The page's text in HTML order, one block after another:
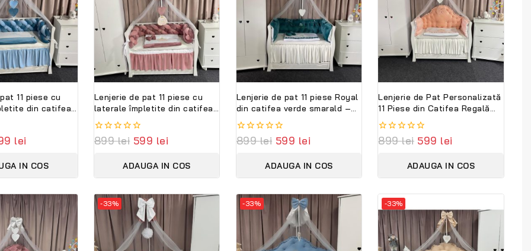
11 piese cu
din catifea
complet
lei
IN COS
Lenjerie de pat 11 piese cu
laterale împletite din catifea
roz – Set complet
personalizabil PeppiBambini
Premium
0
899lei 599 lei
ADAUGA IN COS
Lenjerie de pat 11 piese Royal
din catifea verde smarald –
Set complet personalizabil
PeppiBambini Premium
0
899lei 599 lei
ADAUGA IN COS
Lenjerie de Pat Personalizată
11 Piese din Catifea Regală
Somon – Set Premium pentru
Pătuț Bebe PeppiBambini
0
899lei 599 lei
ADAUGA IN COS
-33% -33% -33%